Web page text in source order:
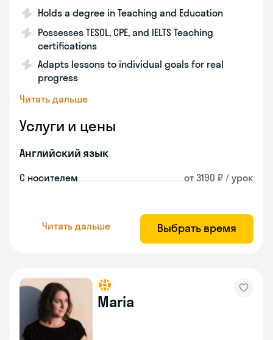
Holds a degree in Teaching and Education
Possesses TESOL, CPE, and IELTS Teaching
certifications
Adapts lessons to individual goals for real
progress
Читать дальше
Услуги и цены
Английский язык
С носителем от 3190 ₽ / урок
Читать дальше Выбрать время
Maria